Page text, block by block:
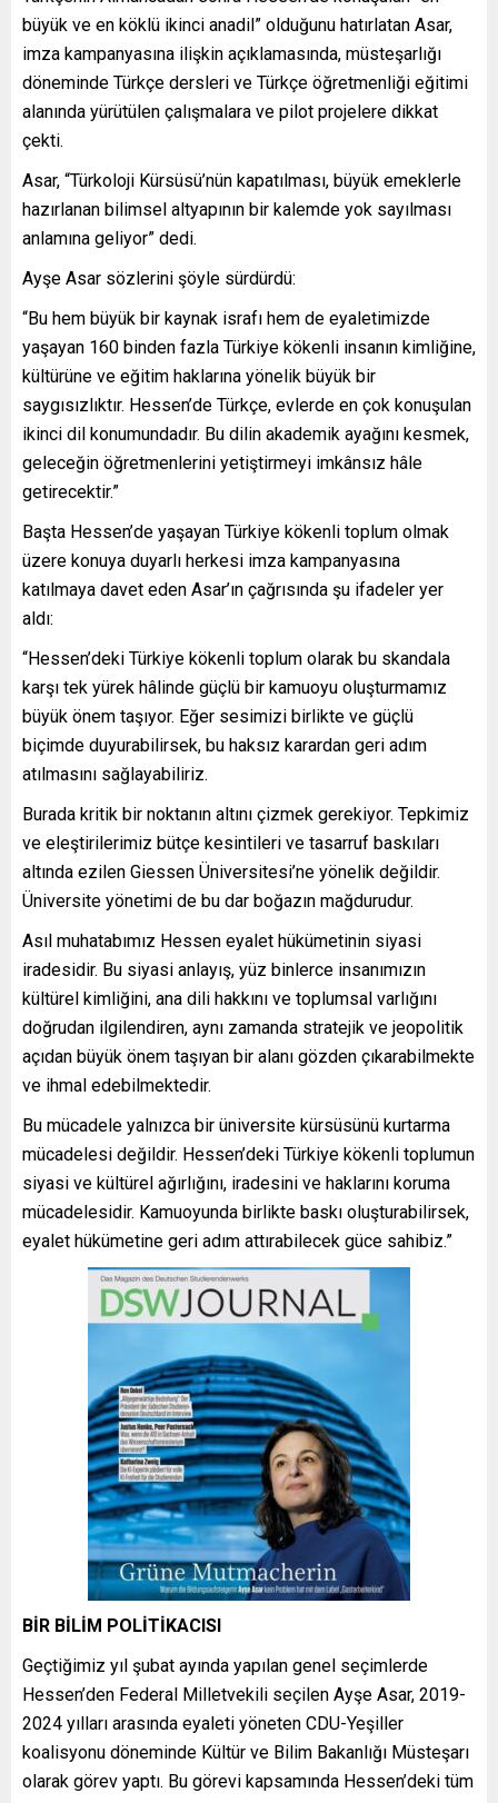
büyük ve en köklü ikinci anadil” olduğunu hatırlatan Asar,
imza kampanyasına ilişkin açıklamasında, müsteşarlığı
döneminde Türkçe dersleri ve Türkçe öğretmenliği eğitimi
alanında yürütülen çalışmalara ve pilot projelere dikkat
çekti.
Asar, “Türkoloji Kürsüsü’nün kapatılması, büyük emeklerle
hazırlanan bilimsel altyapının bir kalemde yok sayılması
anlamına geliyor” dedi.
Ayşe Asar sözlerini şöyle sürdürdü:
“Bu hem büyük bir kaynak israfı hem de eyaletimizde
yaşayan 160 binden fazla Türkiye kökenli insanın kimliğine,
kültürüne ve eğitim haklarına yönelik büyük bir
saygısızlıktır. Hessen’de Türkçe, evlerde en çok konuşulan
ikinci dil konumundadır. Bu dilin akademik ayağını kesmek,
geleceğin öğretmenlerini yetiştirmeyi imkânsız hâle
getirecektir.”
Başta Hessen’de yaşayan Türkiye kökenli toplum olmak
üzere konuya duyarlı herkesi imza kampanyasına
katılmaya davet eden Asar’ın çağrısında şu ifadeler yer
aldı:
“Hessen’deki Türkiye kökenli toplum olarak bu skandala
karşı tek yürek hâlinde güçlü bir kamuoyu oluşturmamız
büyük önem taşıyor. Eğer sesimizi birlikte ve güçlü
biçimde duyurabilirsek, bu haksız karardan geri adım
atılmasını sağlayabiliriz.
Burada kritik bir noktanın altını çizmek gerekiyor. Tepkimiz
ve eleştirilerimiz bütçe kesintileri ve tasarruf baskıları
altında ezilen Giessen Üniversitesi’ne yönelik değildir.
Üniversite yönetimi de bu dar boğazın mağdurudur.
Asıl muhatabımız Hessen eyalet hükümetinin siyasi
iradesidir. Bu siyasi anlayış, yüz binlerce insanımızın
kültürel kimliğini, ana dili hakkını ve toplumsal varlığını
doğrudan ilgilendiren, aynı zamanda stratejik ve jeopolitik
açıdan büyük önem taşıyan bir alanı gözden çıkarabilmekte
ve ihmal edebilmektedir.
Bu mücadele yalnızca bir üniversite kürsüsünü kurtarma
mücadelesi değildir. Hessen’deki Türkiye kökenli toplumun
siyasi ve kültürel ağırlığını, iradesini ve haklarını koruma
mücadelesidir. Kamuoyunda birlikte baskı oluşturabilirsek,
eyalet hükümetine geri adım attırabilecek güce sahibiz.”
BİR BİLİM POLİTİKACISI
Geçtiğimiz yıl şubat ayında yapılan genel seçimlerde
Hessen’den Federal Milletvekili seçilen Ayşe Asar, 2019-
2024 yılları arasında eyaleti yöneten CDU-Yeşiller
koalisyonu döneminde Kültür ve Bilim Bakanlığı Müsteşarı
olarak görev yaptı. Bu görevi kapsamında Hessen’deki tüm